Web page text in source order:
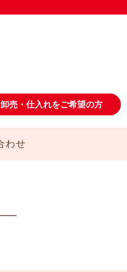
卸売・仕入れをご希望の方
わせ